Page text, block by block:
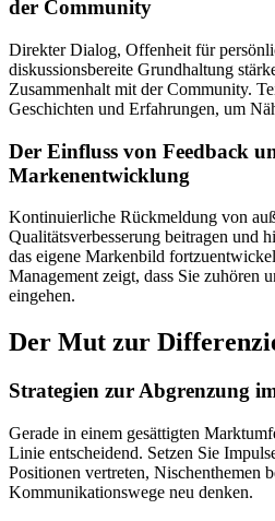
der Community
Direkter Dialog, Offenheit für
diskussionsbereite Grundhaltung
Zusammenhalt mit der Community.
Geschichten und Erfahrungen, um
Der Einfluss von Feedback
Markenentwicklung
Kontinuierliche Rückmeldung von
Qualitätsverbesserung beitragen und
das eigene Markenbild
Management zeigt, dass Sie zuhören
eingehen.
Der Mut zur
Strategien zur Abgrenzung
Gerade in einem gesättigten
Linie entscheidend. Setzen Sie
Positionen vertreten, Nischenthemen
Kommunikationswege neu denken.